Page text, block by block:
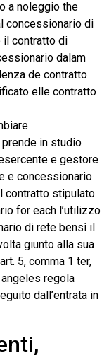
a noleggio the
concessionario di
il contratto di
dalam
de contratto
elle contratto
in studio
e gestore
e concessionario
contratto stipulato
for each l’utilizzo
di rete bensì il
giunto alla sua
5, comma 1 ter,
regola
dall’entrata in